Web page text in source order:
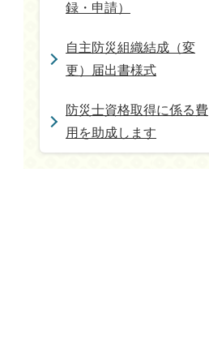
録・申請）
自主防災組織結成（変
更）届出書様式
防災士資格取得に係る費
用を助成します